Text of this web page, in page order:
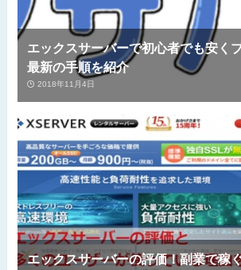
エックスサーバーで初心者でも安く
最新の手順を紹介
2018年11月4日
エックスサーバーの評価！副業で稼